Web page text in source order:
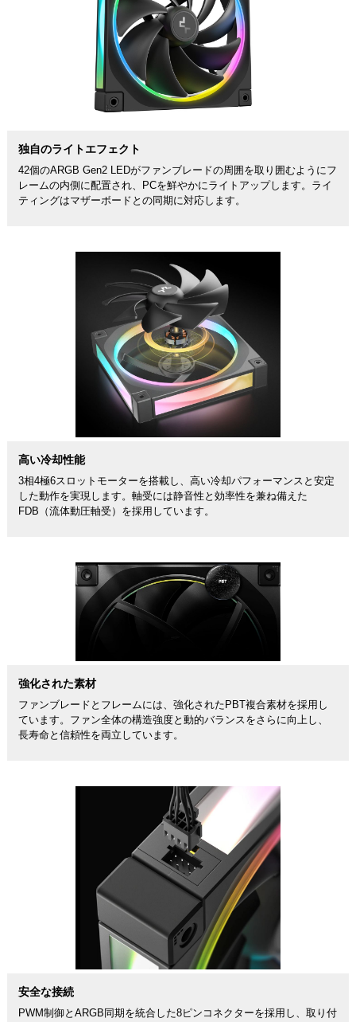
独自のライトエフェクト
42個のARGB Gen2 LEDがファンブレードの周囲を取り囲むようにフ
レームの内側に配置され、PCを鮮やかにライトアップします。ライ
ティングはマザーボードとの同期に対応します。
高い冷却性能
3相4極6スロットモーターを搭載し、高い冷却パフォーマンスと安定
した動作を実現します。軸受には静音性と効率性を兼ね備えた
FDB（流体動圧軸受）を採用しています。
強化された素材
ファンブレードとフレームには、強化されたPBT複合素材を採用し
ています。ファン全体の構造強度と動的バランスをさらに向上し、
長寿命と信頼性を両立しています。
安全な接続
PWM制御とARGB同期を統合した8ピンコネクターを採用し、取り付